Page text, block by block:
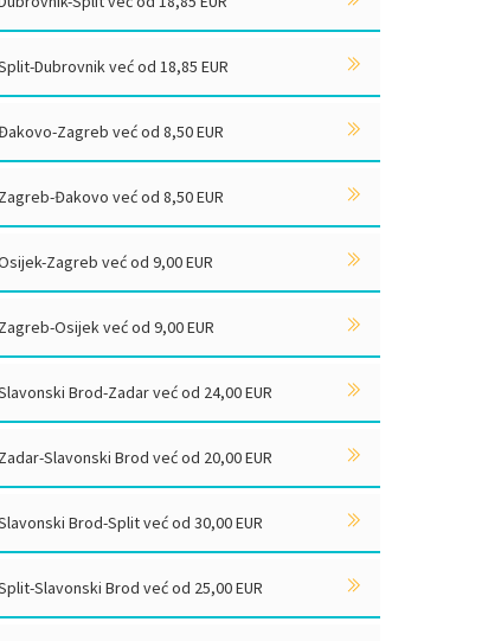
Dubrovnik već od 18,85 EUR
Zagreb već od 8,50 EUR
Zagreb-Đakovo već od 8,50 EUR
Zagreb već od 9,00 EUR
Zagreb-Osijek već od 9,00 EUR
Brod-Zadar već od 24,00 EUR
Zadar-Slavonski Brod već od 20,00 EUR
Brod-Split već od 30,00 EUR
Slavonski Brod već od 25,00 EUR